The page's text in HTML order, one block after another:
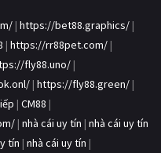
| https://bet88.graphics/ |
| https://rr88pet.com/ |
fly88.uno/ |
| https://fly88.green/ |
| CM88 |
| nhà cái uy tín | nhà cái uy tín
tín | nhà cái uy tín |